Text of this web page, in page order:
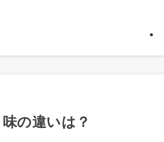
の違いは？